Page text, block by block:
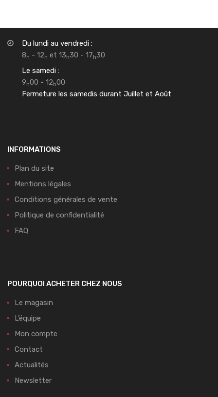
Du lundi au vendredi :
8h - 12h et 13h30 - 17h30
Le samedi :
9h00 - 12h00
Fermeture les samedis durant Juillet et Août
INFORMATIONS
Plan du site
Mentions légales
Conditions générales de vente
Politique de confidentialité
FAQ
POURQUOI ACHETER CHEZ NOUS
Le magasin
L’équipe
Mon compte
Contact
Actualités
Newsletter